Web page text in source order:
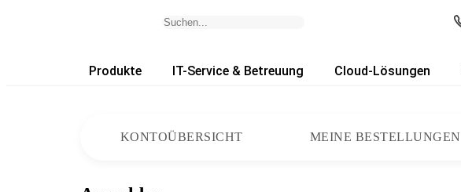
Produkte IT-Service & Betreuung Cloud-Lösungen
KONTOÜBERSICHT MEINE BESTELLUNGEN